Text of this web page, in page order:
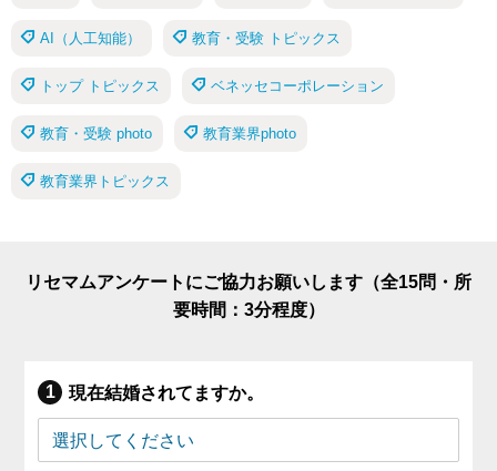
AI（人工知能） 教育・受験 トピックス
トップ トピックス ベネッセコーポレーション
教育・受験 photo 教育業界photo
教育業界トピックス
リセマムアンケートにご協力お願いします（全15問・所
要時間：3分程度）
現在結婚されてますか。